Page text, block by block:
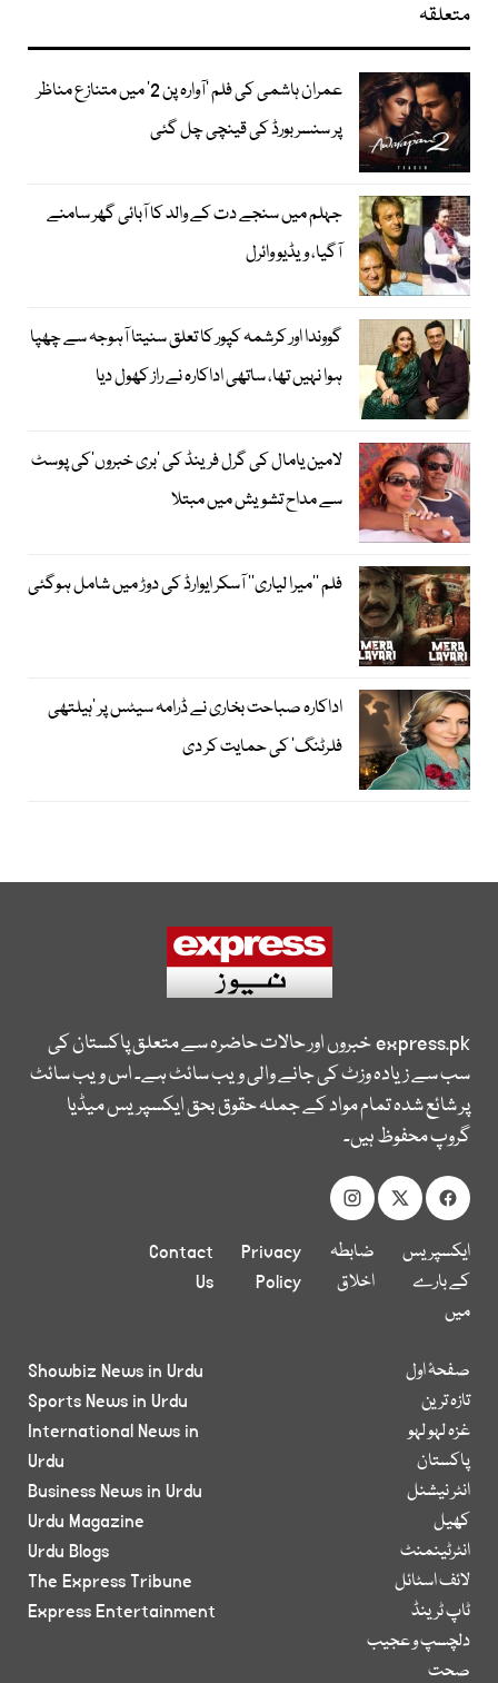
متعلقہ
عمران ہاشمی کی فلم ’آوارہ پن 2‘ میں متنازع مناظر
پر سنسر بورڈ کی قینچی چل گئی
جہلم میں سنجے دت کے والد کا آبائی گھر سامنے
آگیا، ویڈیو وائرل
گووندا اور کرشمہ کپور کا تعلق سنیتا آہوجہ سے چھپا
ہوا نہیں تھا، ساتھی اداکارہ نے راز کھول دیا
لامین یامال کی گرل فرینڈ کی ’بری خبروں‘کی پوسٹ
سے مداح تشویش میں مبتلا
فلم ’’میرا لیاری‘‘ آسکر ایوارڈ کی دوڑ میں شامل ہوگئی
اداکارہ صباحت بخاری نے ڈرامہ سیٹس پر ’ہیلتھی
فلرٹنگ‘ کی حمایت کر دی
express.pkخبروں اور حالات حاضرہ سے متعلق پاکستان کی
سب سے زیادہ وزٹ کی جانے والی ویب سائٹ ہے۔ اس ویب سائٹ
پر شائع شدہ تمام مواد کے جملہ حقوق بحق ایکسپریس میڈیا
گروپ محفوظ ہیں۔
ایکسپریس
کے بارے
میں
ضابطہ
اخلاق
Privacy
Policy
Contact
Us
صفحۂ اول
تازہ ترین
غزہ لہو لہو
پاکستان
انٹر نیشنل
کھیل
انٹرٹینمنٹ
لائف اسٹائل
ٹاپ ٹرینڈ
دلچسپ و عجیب
صحت
Showbiz News in Urdu
Sports News in Urdu
International News in
Urdu
Business News in Urdu
Urdu Magazine
Urdu Blogs
The Express Tribune
Express Entertainment